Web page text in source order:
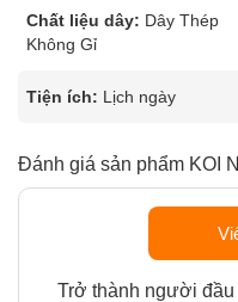
Chất liệu dây: Dây Thép
Không Gỉ
Tiện ích: Lịch ngày
Đánh giá sản phẩm KOI
Trở thành người đầu